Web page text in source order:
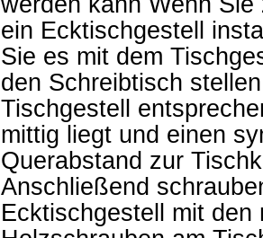
ein Ecktischgestell
Sie es mit dem
den Schreibtisch
Tischgestell
mittig liegt und einen
Querabstand zur
Anschließend
Ecktischgestell mit den